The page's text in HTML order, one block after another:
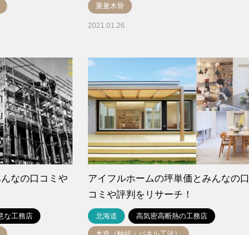
重量木骨
2021.01.26
なの口コミや
な工務店
アイフルホームの坪単価とみんなの口
コミや評判をリサーチ！
北海道 高気密高断熱の工務店